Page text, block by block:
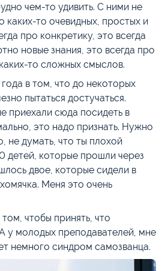
чем-то удивить. С ними не
каких-то очевидных, простых и
про конкретику, это всегда
новые знания, это всегда про
то сложных смыслов.
в том, что до некоторых
пытаться достучаться.
приехали сюда посидеть в
это надо признать. Нужно
не думать, что ты плохой
детей, которые прошли через
двое, которые сидели в
Меня это очень
чтобы принять, что
у молодых преподавателей, мне
немного синдром самозванца.